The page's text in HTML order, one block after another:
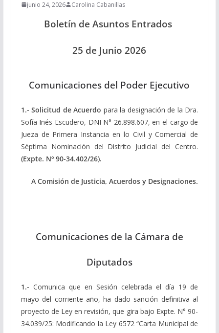
junio 24, 2026 Carolina Cabanillas
Boletín de Asuntos Entrados
25 de Junio 2026
Comunicaciones del Poder Ejecutivo
1.-Solicitud de Acuerdo para la designación de la Dra.
Sofía Inés Escudero, DNI N° 26.898.607, en el cargo de
Jueza de Primera Instancia en lo Civil y Comercial de
Séptima Nominación del Distrito Judicial del Centro.
(Expte. Nº 90-34.402/26).
A Comisión de Justicia, Acuerdos y Designaciones.
Comunicaciones de la Cámara de
Diputados
1.- Comunica que en Sesión celebrada el día 19 de
mayo del corriente año, ha dado sanción definitiva al
proyecto de Ley en revisión, que gira bajo Expte. N° 90-
34.039/25: Modificando la Ley 6572 “Carta Municipal de